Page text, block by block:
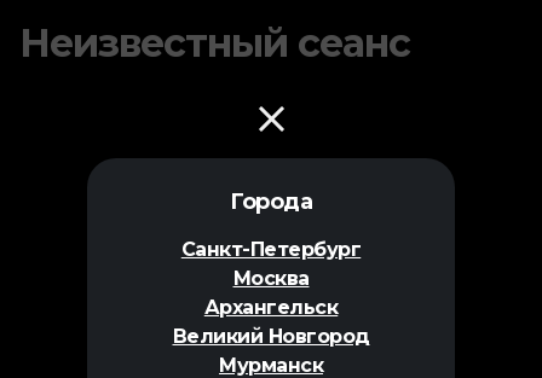
Города
Санкт-Петербург
Москва
Архангельск
Великий Новгород
Мурманск
Неизвестный сеанс